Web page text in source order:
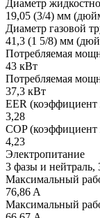
Диаметр
19,05 (3/4) мм
Диаметр газовой
41,3 (1 5/8) мм
Потребляемая
43 кВт
Потребляемая
37,3 кВт
EER (коэффициент
3,28
COP (коэффициент
4,23
Электропитание
3 фазы и
Максимальный
76,86 A
Максимальный